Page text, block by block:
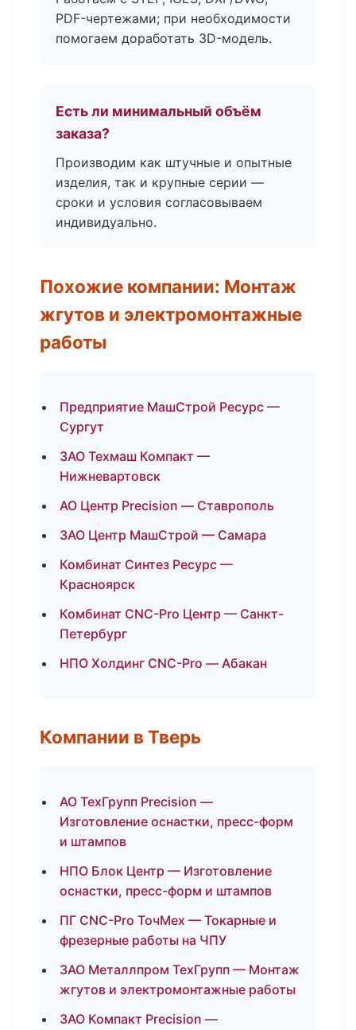
PDF-чертежами; при необходимости
помогаем доработать 3D-модель.
Есть ли минимальный объём
заказа?
Производим как штучные и опытные
изделия, так и крупные серии —
сроки и условия согласовываем
индивидуально.
Похожие компании: Монтаж
жгутов и электромонтажные
работы
Предприятие МашСтрой Ресурс —
Сургут
ЗАО Техмаш Компакт —
Нижневартовск
АО Центр Precision — Ставрополь
ЗАО Центр МашСтрой — Самара
Комбинат Синтез Ресурс —
Красноярск
Комбинат CNC-Pro Центр — Санкт-
Петербург
НПО Холдинг CNC-Pro — Абакан
Компании в Тверь
АО ТехГрупп Precision —
Изготовление оснастки, пресс-форм
и штампов
НПО Блок Центр — Изготовление
оснастки, пресс-форм и штампов
ПГ CNC-Pro ТочМех — Токарные и
фрезерные работы на ЧПУ
ЗАО Металлпром ТехГрупп — Монтаж
жгутов и электромонтажные работы
ЗАО Компакт Precision —